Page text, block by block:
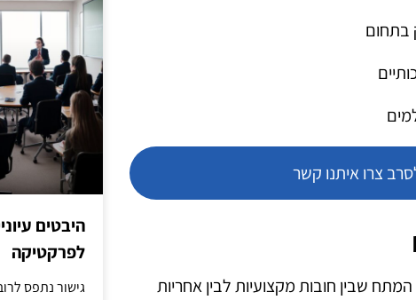
בתחום
צרו איתנו קשר
שבין חובות מקצועיות לבין אחריות
היבטים
לפרקטיקה
גישור נתפס